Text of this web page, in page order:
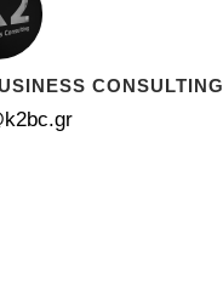
CONSULTING